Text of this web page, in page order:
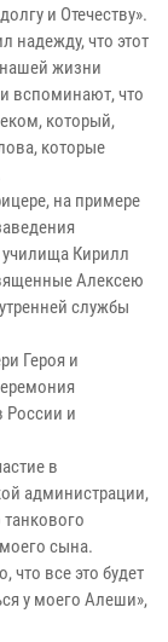
и Отечеству».
надежду, что этот
жизни
вспоминают, что
который,
которые
на примере
училища Кирилл
Алексею
службы
Героя и
России и
в
администрации,
сына.
что все это будет
у моего Алеши»,